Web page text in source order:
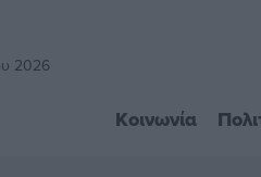
2026
Κοινωνία